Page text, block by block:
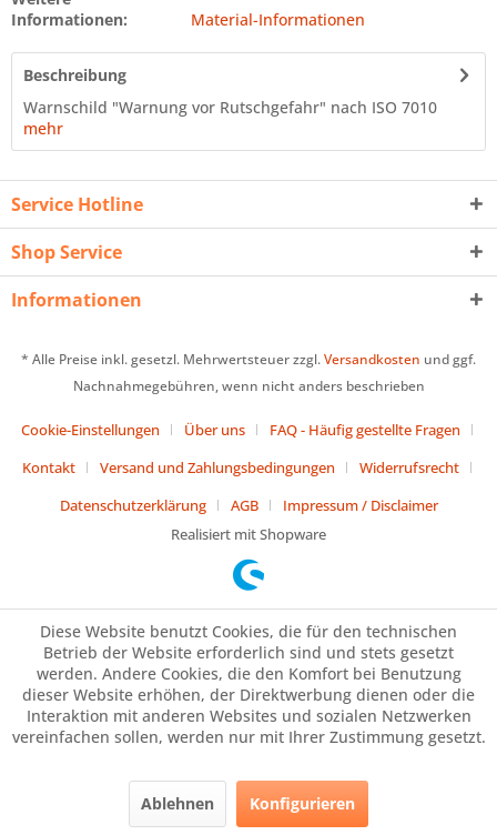
Informationen:
Material-Informationen
Beschreibung
Warnschild "Warnung vor Rutschgefahr" nach ISO 7010
mehr
Service Hotline
Shop Service
Informationen
* Alle Preise inkl. gesetzl. Mehrwertsteuer zzgl.Versandkosten und ggf.
Nachnahmegebühren, wenn nicht anders beschrieben
Cookie-Einstellungen Über uns
FAQ - Häufig gestellte Fragen
Kontakt
Versand und Zahlungsbedingungen
Widerrufsrecht
Datenschutzerklärung
AGB
Impressum / Disclaimer
Realisiert mit Shopware
Diese Website benutzt Cookies, die für den technischen
Betrieb der Website erforderlich sind und stets gesetzt
werden. Andere Cookies, die den Komfort bei Benutzung
dieser Website erhöhen, der Direktwerbung dienen oder die
Interaktion mit anderen Websites und sozialen Netzwerken
vereinfachen sollen, werden nur mit Ihrer Zustimmung gesetzt.
Ablehnen Konfigurieren